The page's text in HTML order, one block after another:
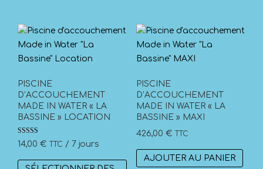
plusieurs
peuvent
être
choisies
sur
page
du
PISCINE
D’ACCOUCHEMENT
MADE IN WATER « LA
BASSINE » LOCATION
Note
5.00
14,00 € TTC / 7 jours
PISCINE
D’ACCOUCHEMENT
MADE IN WATER « LA
BASSINE » MAXI
426,00 € TTC
AJOUTER AU PANIER